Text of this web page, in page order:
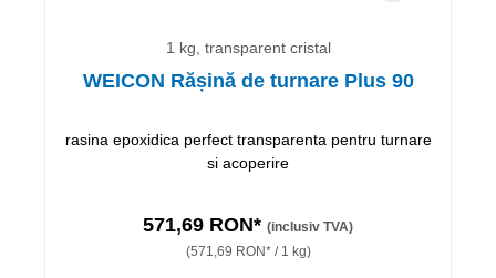
1 kg, transparent cristal
WEICON Rășină de turnare Plus 90
rasina epoxidica perfect transparenta pentru turnare
si acoperire
571,69 RON* (inclusiv TVA)
(571,69 RON* / 1 kg)